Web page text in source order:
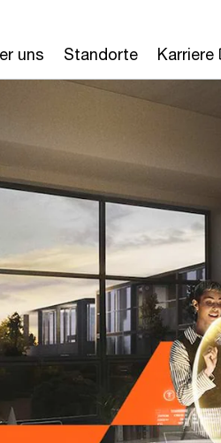
uns Standorte Karriere